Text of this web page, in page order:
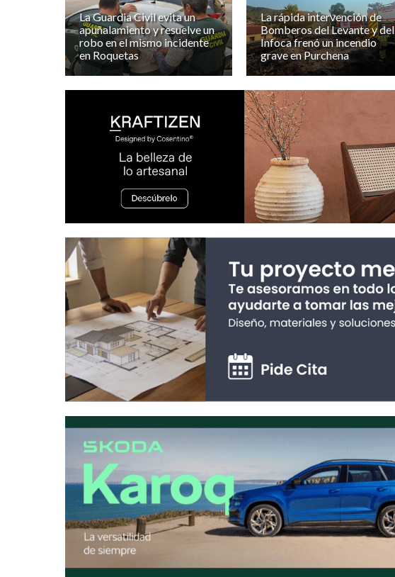
La Guardia Civil evita un
apuñalamiento y resuelve un
robo en el mismo incidente
en Roquetas
La rápida intervención de
Bomberos del Levante y del
Infoca frenó un incendio
grave en Purchena